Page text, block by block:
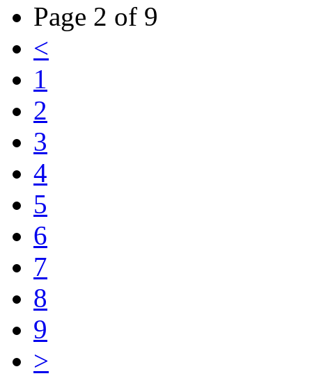
Page 2 of 9
<
1
2
3
4
5
6
7
8
9
>